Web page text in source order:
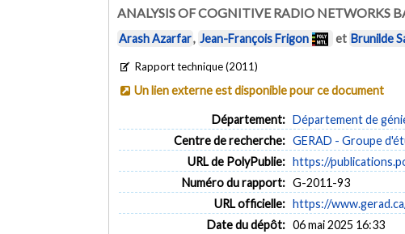
ANALYSIS OF COGNITIVE RADIO NETWORKS
Arash Azarfar, Jean-François Frigon et Brunilde
Rapport technique (2011)
Un lien externe est disponible pour ce document
Département: Département de
Centre de recherche: GERAD - Groupe
URL de PolyPublie: https://
Numéro du rapport: G-2011-93
URL officielle: https://
Date du dépôt: 06 mai 2025 16:33